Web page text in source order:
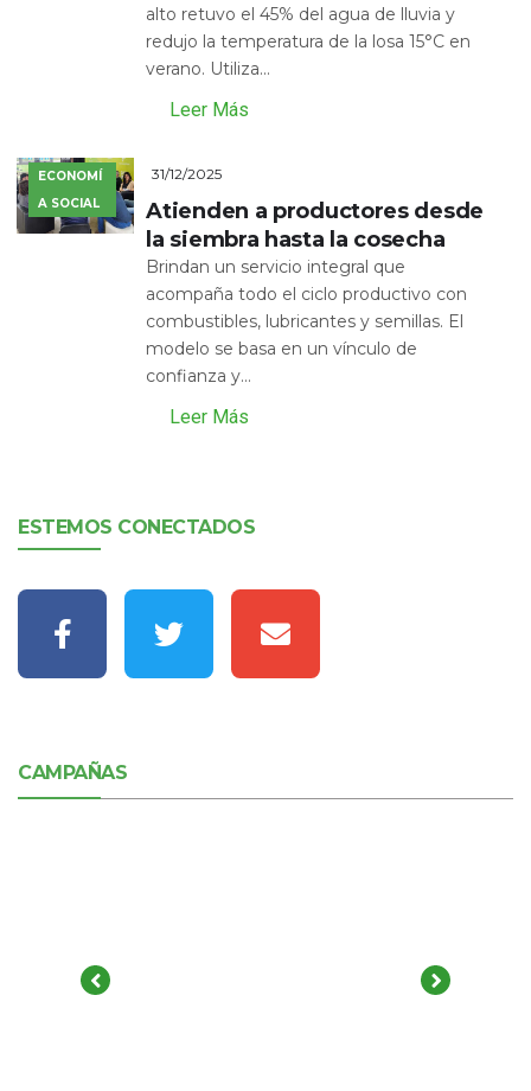
alto retuvo el 45% del agua de lluvia y
redujo la temperatura de la losa 15°C en
verano. Utiliza...
Leer Más
ECONOMÍ
A SOCIAL
31/12/2025
Atienden a productores desde
la siembra hasta la cosecha
Brindan un servicio integral que
acompaña todo el ciclo productivo con
combustibles, lubricantes y semillas. El
modelo se basa en un vínculo de
confianza y...
Leer Más
ESTEMOS CONECTADOS
CAMPAÑAS